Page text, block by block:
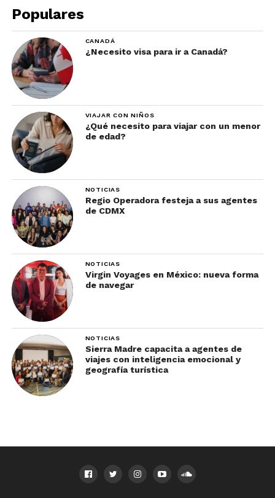
Populares
CANADÁ
¿Necesito visa para ir a Canadá?
VIAJAR CON NIÑOS
¿Qué necesito para viajar con un menor
de edad?
NOTICIAS
Regio Operadora festeja a sus agentes
de CDMX
NOTICIAS
Virgin Voyages en México: nueva forma
de navegar
NOTICIAS
Sierra Madre capacita a agentes de
viajes con inteligencia emocional y
geografía turística